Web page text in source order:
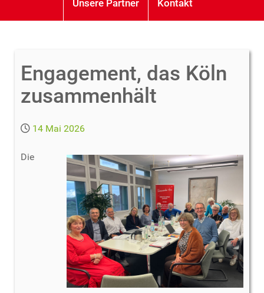
Unsere Partner Kontakt
Engagement, das Köln
zusammenhält
14 Mai 2026
Die